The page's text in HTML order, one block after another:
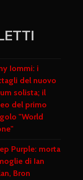
Iommi: i
del nuovo
solista; il
del primo
"World
Purple: morta
di Ian
Bron